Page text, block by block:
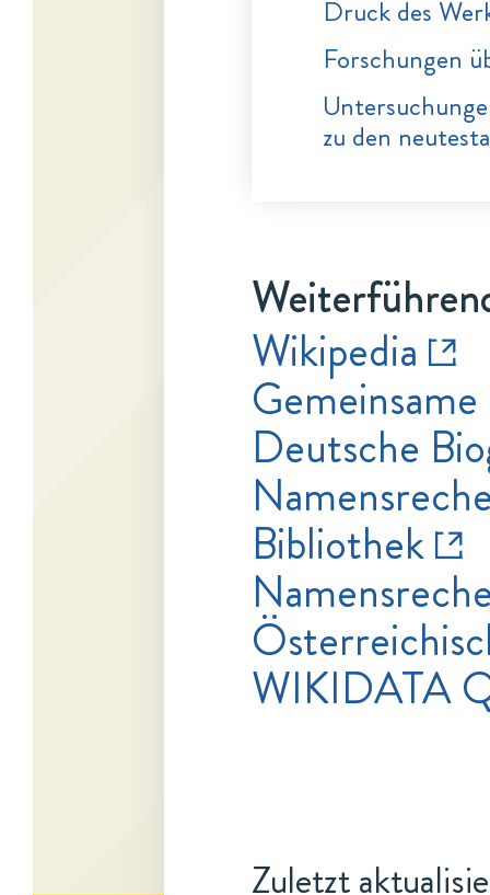
Druck des
Forschungen
zu den
Wikipedia
Deutsche
Bibliothek
WIKIDATA
Zuletzt